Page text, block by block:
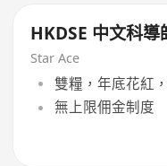
HKDSE 中文科
Star Ace
雙糧，年底花紅
無上限佣金制度